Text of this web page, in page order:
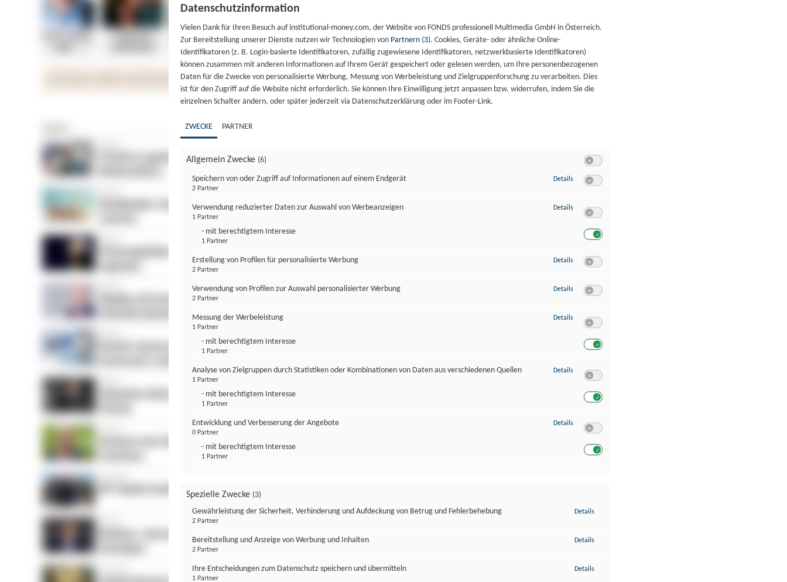
Datenschutzinformation
Vielen Dank für Ihren Besuch auf institutional-money.com, der Website von FONDS professionell Multimedia GmbH in Österreich.
Zur Bereitstellung unserer Dienste nutzen wir Technologien von Partnern (3). Cookies, Geräte- oder ähnliche Online-
Identifikatoren (z. B. Login-basierte Identifikatoren, zufällig zugewiesene Identifikatoren, netzwerkbasierte Identifikatoren)
können zusammen mit anderen Informationen auf Ihrem Gerät gespeichert oder gelesen werden, um Ihre personenbezogenen
Daten für die Zwecke von personalisierte Werbung, Messung von Werbeleistung und Zielgruppenforschung zu verarbeiten. Dies
ist für den Zugriff auf die Website nicht erforderlich. Sie können Ihre Einwilligung jetzt anpassen bzw. widerrufen, indem Sie die
einzelnen Schalter ändern, oder später jederzeit via Datenschutzerklärung oder im Footer-Link.
ZWECKE PARTNER
Allgemein Zwecke (6)
Speichern von oder Zugriff auf Informationen auf einem Endgerät
2 Partner
Details zu Speichern von oder Zugriff auf Informationen auf einem Endgerät
Verwendung reduzierter Daten zur Auswahl von Werbeanzeigen
1 Partner
- mit berechtigtem Interesse
1 Partner
Details zu Verwendung reduzierter Daten zur Auswahl von Werbeanzeigen
Erstellung von Profilen für personalisierte Werbung
2 Partner
Details zu Erstellung von Profilen für personalisierte Werbung
Verwendung von Profilen zur Auswahl personalisierter Werbung
2 Partner
Details zu Verwendung von Profilen zur Auswahl personalisierter Werbung
Messung der Werbeleistung
1 Partner
- mit berechtigtem Interesse
1 Partner
Details zu Messung der Werbeleistung
Analyse von Zielgruppen durch Statistiken oder Kombinationen von Daten aus verschiedenen Quellen
1 Partner
- mit berechtigtem Interesse
1 Partner
Details zu Analyse von Zielgruppen durch Statistiken oder Kombinationen von
Entwicklung und Verbesserung der Angebote
0 Partner
- mit berechtigtem Interesse
1 Partner
Details zu Entwicklung und Verbesserung der Angebote
Spezielle Zwecke (3)
Gewährleistung der Sicherheit, Verhinderung und Aufdeckung von Betrug und Fehlerbehebung
2 Partner
Details
Bereitstellung und Anzeige von Werbung und Inhalten
2 Partner
Details
Ihre Entscheidungen zum Datenschutz speichern und übermitteln
1 Partner
Details